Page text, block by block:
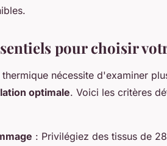
pour choisir
nécessite d'examiner
optimale. Voici les critères
: Privilégiez des tissus de